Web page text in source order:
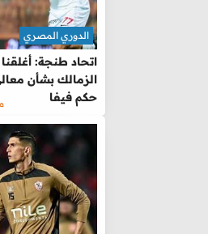
اتحاد طنجة:
الزمالك بشأن
حكم فيفا
الدوري المصري